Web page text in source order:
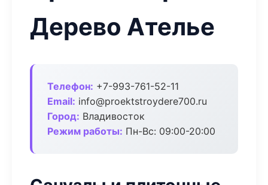
Дерево Ателье
Телефон: +7-993-761-52-11
Email: info@proektstroydere700.ru
Город: Владивосток
Режим работы: Пн-Вс: 09:00-20:00